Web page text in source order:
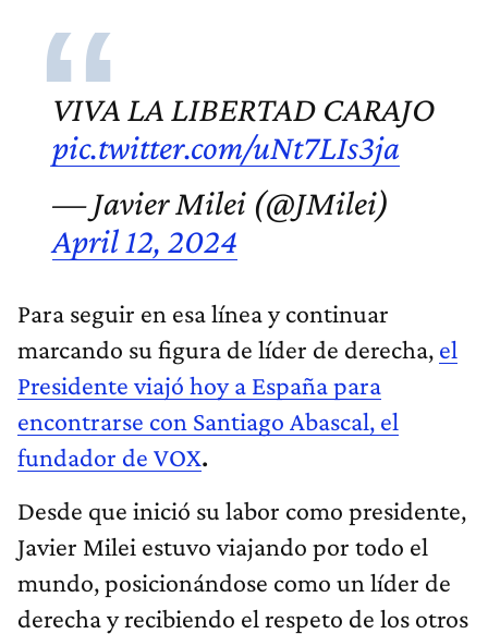
VIVA LA LIBERTAD CARAJO
pic.twitter.com/uNt7LIs3ja
— Javier Milei (@JMilei)
April 12, 2024
Para seguir en esa línea y continuar
marcando su figura de líder de derecha, el
Presidente viajó hoy a España para
encontrarse con Santiago Abascal, el
fundador de VOX.
Desde que inició su labor como presidente,
Javier Milei estuvo viajando por todo el
mundo, posicionándose como un líder de
derecha y recibiendo el respeto de los otros